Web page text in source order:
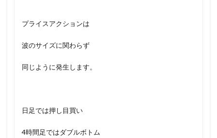
プライスアクションは
波のサイズに関わらず
同じように発生します。
日足では押し目買い
4時間足ではダブルボトム